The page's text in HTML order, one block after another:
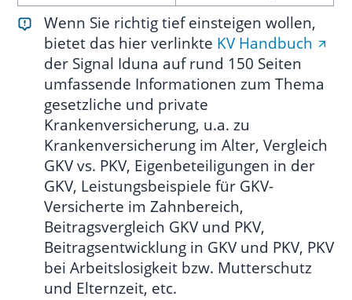
Wenn Sie richtig tief einsteigen wollen,
bietet das hier verlinkte KV Handbuch
der Signal Iduna auf rund 150 Seiten
umfassende Informationen zum Thema
gesetzliche und private
Krankenversicherung, u.a. zu
Krankenversicherung im Alter, Vergleich
GKV vs. PKV, Eigenbeteiligungen in der
GKV, Leistungsbeispiele für GKV-
Versicherte im Zahnbereich,
Beitragsvergleich GKV und PKV,
Beitragsentwicklung in GKV und PKV, PKV
bei Arbeitslosigkeit bzw. Mutterschutz
und Elternzeit, etc.